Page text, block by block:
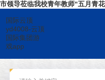
市领导莅临我校青年教师“五月青
国际云顶
yd4008-云顶
国际集团游
戏app